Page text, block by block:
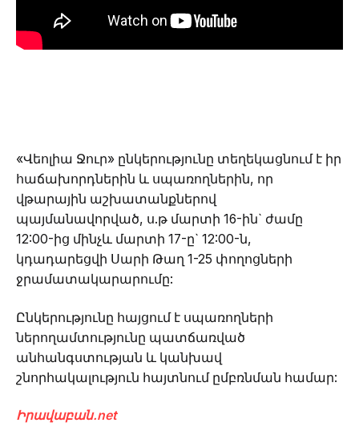
«Վեոլիա Ջուր» ընկերությունը տեղեկացնում է իր
հաճախորդներին և սպառողներին, որ
վթարային աշխատանքներով
պայմանավորված, ս.թ մարտի 16-ին` ժամը
12:00-ից մինչև մարտի 17-ը` 12:00-ն,
կդադարեցվի Սարի Թաղ 1-25 փողոցների
ջրամատակարարումը:
Ընկերությունը հայցում է սպառողների
ներողամտությունը պատճառված
անհանգստության և կանխավ
շնորհակալություն հայտնում ըմբռնման համար:
Իրավաբան.net